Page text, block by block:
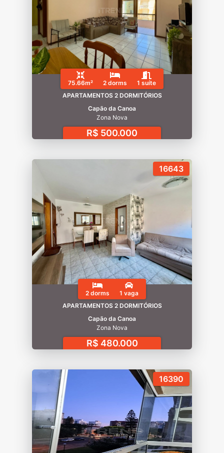
75.66m² 2 dorms
1 suíte
APARTAMENTOS 2 DORMITÓRIOS
Capão da Canoa
Zona Nova
R$ 500.000
16643
2 dorms
1 vaga
APARTAMENTOS 2 DORMITÓRIOS
Capão da Canoa
Zona Nova
R$ 480.000
16390